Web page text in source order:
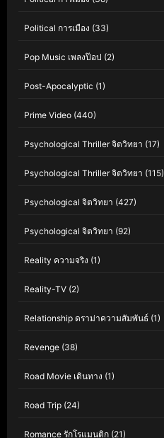
Political การเมือง (33)
Pop Music เพลงป๊อป (2)
Post-Apocalyptic (1)
Prime Video (440)
Psychological Thriller จิตวิทยา (17)
Psychological Thriller จิตวิทยา (115)
Psychological จิตวิทยา (427)
Psychological จิตวิทยา (92)
Reality ความจริง (1)
Reality-TV (2)
Relationship ดราม่าความสัมพันธ์ (1)
Revenge (38)
Road Movie เดินทาง (1)
Road Trip (24)
Romance รักโรแมนติก (21)